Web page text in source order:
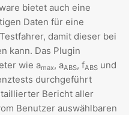
bietet auch eine
Daten für eine
damit dieser bei
kann. Das Plugin
wie amax, aABS, fABS und
durchgeführt
Bericht aller
Benutzer auswählbaren